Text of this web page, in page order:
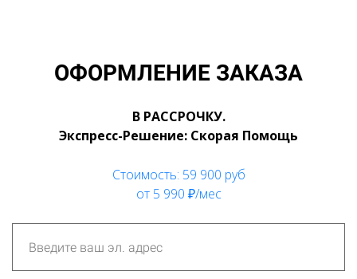
ОФОРМЛЕНИЕ ЗАКАЗА
В РАССРОЧКУ.
Экспресс-Решение: Скорая Помощь
Стоимость: 59 900 руб
от 5 990 ₽/мес